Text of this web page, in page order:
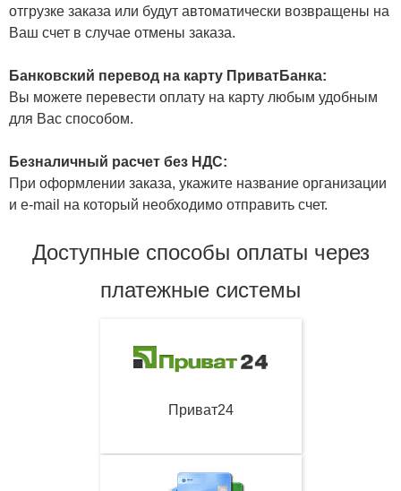
отгрузке заказа или будут автоматически возвращены на
Ваш счет в случае отмены заказа.
Банковский перевод на карту ПриватБанка:
Вы можете перевести оплату на карту любым удобным
для Вас способом.
Безналичный расчет без НДС:
При оформлении заказа, укажите название организации
и e-mail на который необходимо отправить счет.
Доступные способы оплаты через
платежные системы
Приват24